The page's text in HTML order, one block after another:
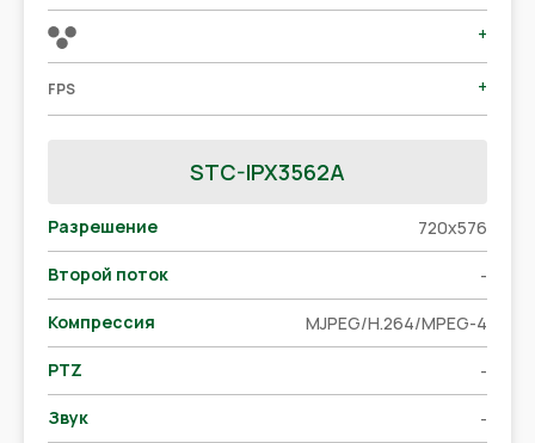
+
FPS +
STC-IPX3562A
Разрешение 720x576
Второй поток -
Компрессия MJPEG/H.264/MPEG-4
PTZ -
Звук -